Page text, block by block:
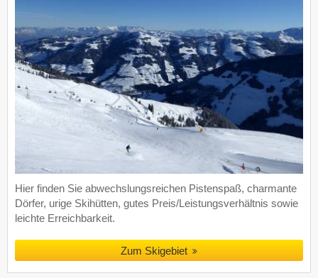
Hier finden Sie abwechslungsreichen Pistenspaß, charmante
Dörfer, urige Skihütten, gutes Preis/Leistungsverhältnis sowie
leichte Erreichbarkeit.
Zum Skigebiet